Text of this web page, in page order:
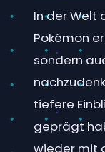
In der Welt
Pokémon
sondern
tiefere
geprägt
wieder mit